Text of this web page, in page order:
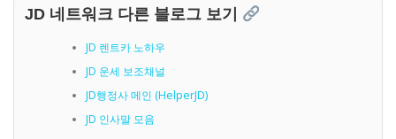
JD 네트워크 다른 블로그 보기
JD 렌트카 노하우
JD 운세 보조채널
JD행정사 메인 (HelperJD)
JD 인사말 모음